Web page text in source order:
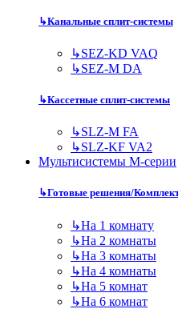
↳Канальные сплит-системы
↳SEZ-KD VAQ
↳SEZ-M DA
↳Кассетные сплит-системы
↳SLZ-M FA
↳SLZ-KF VA2
Мультисистемы M-серии
↳Готовые решения/
↳На 1 комнату
↳На 2 комнаты
↳На 3 комнаты
↳На 4 комнаты
↳На 5 комнат
↳На 6 комнат